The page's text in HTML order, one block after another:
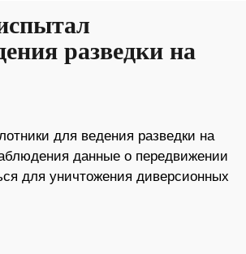
разведки на
для ведения разведки на
данные о передвижении
для уничтожения диверсионных